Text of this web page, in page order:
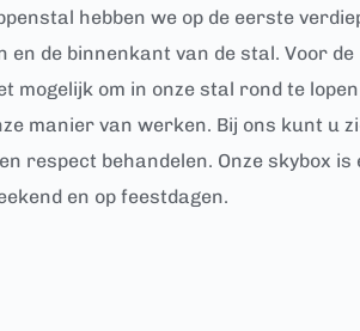
hebben we op de eerste
en de binnenkant van de stal. Voor
mogelijk om in onze stal rond te
manier van werken. Bij ons kunt u
respect behandelen. Onze skybox
en op feestdagen.